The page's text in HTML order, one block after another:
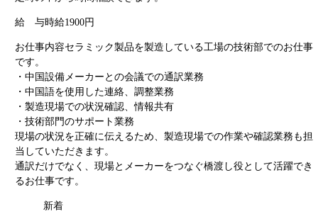
給 与時給1900円
お仕事内容セラミック製品を製造している工場の技術部でのお仕事
です。
・中国設備メーカーとの会議での通訳業務
・中国語を使用した連絡、調整業務
・製造現場での状況確認、情報共有
・技術部門のサポート業務
現場の状況を正確に伝えるため、製造現場での作業や確認業務も担
当していただきます。
通訳だけでなく、現場とメーカーをつなぐ橋渡し役として活躍でき
るお仕事です。
新着